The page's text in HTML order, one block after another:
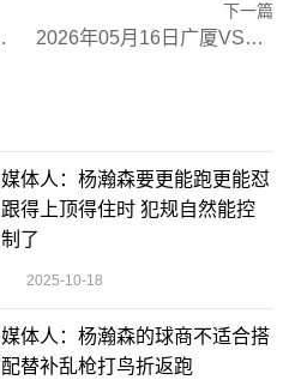
下一篇
2026年05月16日广厦VS深圳全场比赛录像回放
媒体人：杨瀚森要更能跑更能怼
跟得上顶得住时 犯规自然能控
制了
2025-10-18
媒体人：杨瀚森的球商不适合搭
配替补乱枪打鸟折返跑